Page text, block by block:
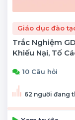
Giáo dục đào
Trắc Nghiệm
Khiếu Nại, Tố
10 Câu hỏi
62 người đang